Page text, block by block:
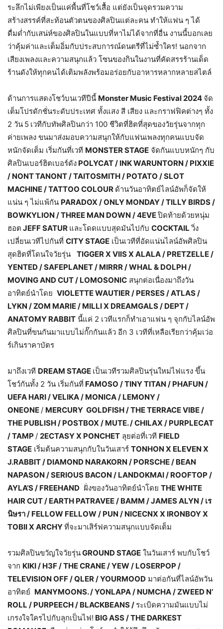
ระลึกไม่เพียงเป็นแค่พื้นที่โชว์เสื้อ แต่ยังเป็นจุดรวมความ
สร้างสรรค์ที่สะท้อนตัวตนของศิลปินแต่ละคน ทำให้แฟน ๆ ได้
ดื่มด่ำกับเสน่ห์ของศิลปินในแบบที่หาไม่ได้จากที่อื่น งานนี้บอกเลย
ว่าคุ้มค่าและเต็มอิ่มกับประสบการณ์ดนตรีที่ไม่ซ้ำใคร! นอกจาก
เสียงเพลงและความสนุกแล้ว โซนของกินในงานที่คัดสรรร้านเด็ด
ร้านดังให้ทุกคนได้เติมพลังพร้อมอร่อยกับอาหารหลากหลายสไตล์
ด้านการแสดงโชว์บนเวทีปีนี้ Monster Music Festival 2024 จัด
เต็มโปรดักชั่นระดับประเทศ ทั้งแสง สี เสียง และกราฟฟิคต่างๆ ทั้ง
2 วัน 5 เวทีกับทัพศิลปินกว่า 100 ชีวิตที่ฮิตที่สุดของวัยรุ่นจากทุก
ค่ายเพลง ขนมาส่งมอบความสนุกให้กับแฟนเพลงทุกคนแบบจัด
หนักจัดเต็ม เริ่มกันที่เวที MONSTER STAGE จัดกันแบบหนักๆ กับ
ศิลปินเบอร์ฮิตเบอร์ดัง POLYCAT / INK WARUNTORN / PIXXIE
/ NONT TANONT / TAITOSMITH / POTATO / SLOT
MACHINE / TATTOO COLOUR ด้านวันอาทิตย์ไลน์อัพก็จัดให้
แน่น ๆ ไม่แพ้กัน PARADOX / ONLY MONDAY / TILLY BIRDS /
BOWKYLION / THREE MAN DOWN / 4EVEปิดท้ายด้วยหนุ่ม
ฮอต JEFF SATUR และโดดแบบสุดมันไปกับ COCKTAIL วิ่ง
เปลี่ยนเวทีไปกันที่ CITY STAGE เป็นเวทีที่อัดแน่นไลน์อัพศิลปิน
สุดฮิตที่โดนใจวัยรุ่น TIGGER X VIIS X ALALA / PRETZELLE /
YENTED / SAFEPLANET / MIRRR / WHAL & DOLPH /
MOVING AND CUT / LOMOSONIC สนุกต่อเนื่องมาถึงวัน
อาทิตย์นำโดย VIOLETTE WAUTIER / PERSES / ATLAS /
LYKN / ZOM MARIE / MILLI X DREAMGALS / DEPT /
ANATOMY RABBIT นี้แค่ 2 เวทีแรกก็ทำเอาแฟน ๆ จุกกับไลน์อัพ
ศิลปินที่ขนกันมาแบบไม่กั๊กกันแล้ว อีก 3 เวทีที่เหลือเรียกว่าคุ้มเว่อ
ร์เกินราคาบัตร
มาถึงเวที DREAM STAGE เป็นเวทีรวมศิลปินรุ่นใหม่ไฟแรง ขึ้น
โชว์กันทั้ง 2 วัน เริ่มกันที่ FAMOSO / TINY TITAN / PHAFUN /
UEFA HARI / VELIKA / MONICA / LEMONY /
ONEONE / MERCURY GOLDFISH / THE TERRACE VIBE /
THE PUBLISH / POSTBOX / MUTE. / CHILAX / PURPLECAT
/ TAMP / 2ECTASY X PONCHET ลุยต่อที่เวที FIELD
STAGE เริ่มต้นความสนุกกับในวันเสาร์ TONHON X ELEVEN X
J.RABBIT / DIAMOND NARAKORN / PORSCHE / BEAN
NAPASON / SERIOUS BACON / LANDOKMAI / ROOFTOP /
AYLA’S / FREEHAND ฝั่งของวันอาทิตย์นำโดย THE WHITE
HAIR CUT / EARTH PATRAVEE / BAMM / JAMES ALYN / เร
นิษรา / FELLOW FELLOW / PUN / NICECNX X IRONBOY X
TOBII X ARCHYที่จะมาเสิร์ฟความสนุกแบบจัดเต็ม
รวมศิลปินขวัญใจวัยรุ่นGROUND STAGE ในวันเสาร์ พบกับโชว์
จาก KIKI / H3F / THE CRANE / YEW / LOSERPOP /
TELEVISION OFF / QLER / YOURMOOD มาต่อกันที่ไลน์อัพวัน
อาทิตย์ MANYMOONS. / YONLAPA / NUMCHA / ZWEED N’
ROLL / PURPEECH / BLACKBEANS / ระเบิดความมันแบบไม่
เกรงใจใครไปกับลุกเป็นไฟ! BIG ASS / THE DARKEST